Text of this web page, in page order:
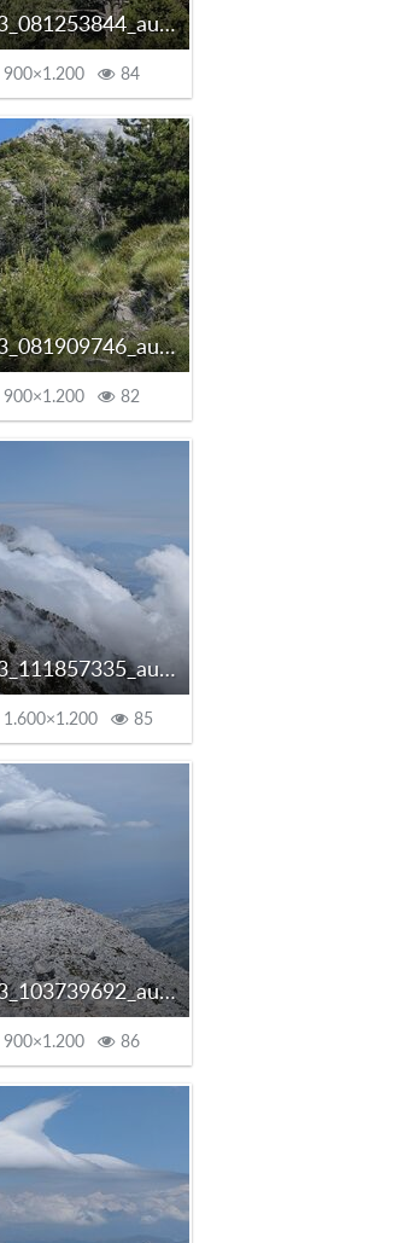
PXL_20260603_081253844_autoscaled.jpg
900×1.200 84
PXL_20260603_081909746_autoscaled.jpg
900×1.200 82
PXL_20260603_111857335_autoscaled.jpg
1.600×1.200 85
PXL_20260603_103739692_autoscaled.jpg
900×1.200 86